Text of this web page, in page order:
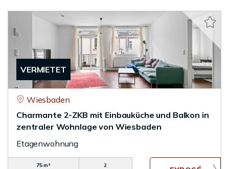
VERMIETET
Wiesbaden
Charmante 2-ZKB mit Einbauküche und Balkon in
zentraler Wohnlage von Wiesbaden
Etagenwohnung
75 m²
2